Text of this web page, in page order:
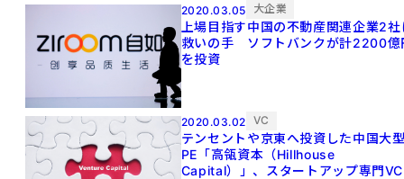
2020.03.05 大企業
上場目指す中国の不動産関連企業2社
救いの手 ソフトバンクが計2200億
を投資
2020.03.02 VC
テンセントや京東へ投資した中国大
PE「高瓴資本（Hillhouse
Capital）」、スタートアップ専門VC